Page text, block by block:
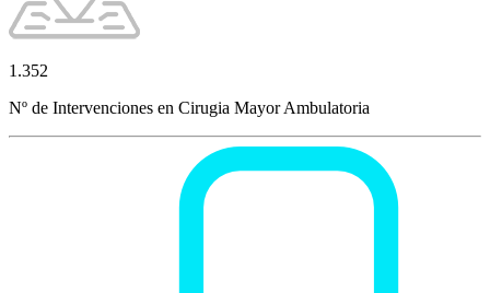
1.352
Nº de Intervenciones en Cirugia Mayor Ambulatoria